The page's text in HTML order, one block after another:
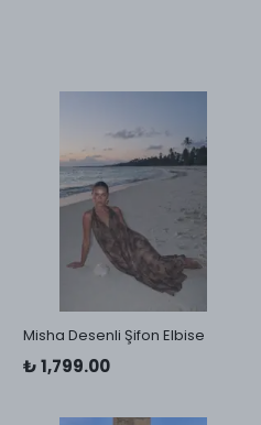
Misha Desenli Şifon Elbise
₺ 1,799.00